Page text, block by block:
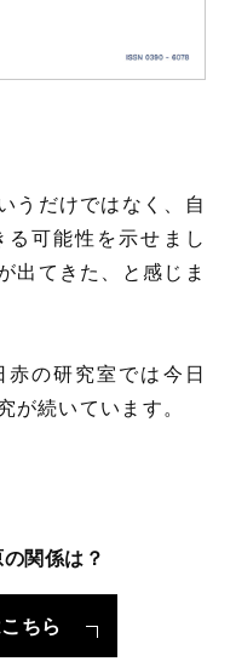
うだけではなく、自
可能性を示せまし
出てきた、と感じま
の研究室では今日
が続いています。
関係は？
ちら